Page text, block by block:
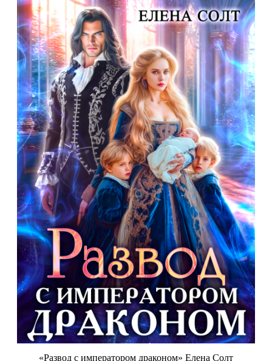
«Развод с императором драконом» Елена Солт